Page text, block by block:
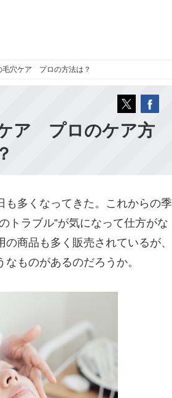
毛穴ケア プロの方法は？
ア プロのケア方
多くなってきた。これからの季
トラブル”が気になって仕方がな
商品も多く販売されているが、
ものがあるのだろうか。